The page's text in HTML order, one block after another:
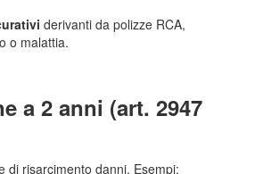
derivanti da polizze RCA,
o malattia.
a 2 anni (art. 2947
di risarcimento danni. Esempi: